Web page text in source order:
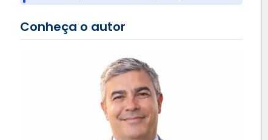
Conheça o autor